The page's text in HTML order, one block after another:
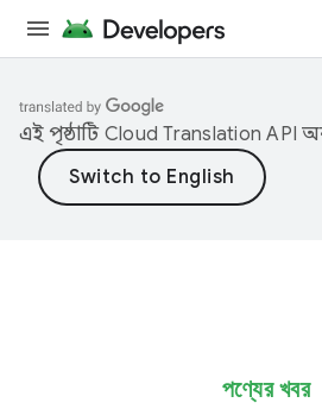
এই পৃষ্ঠাটি Cloud Translation API
পণ্যের খবর